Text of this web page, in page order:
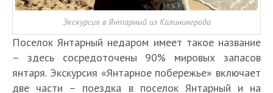
Экскурсия в Янтарный из Калининграда
Поселок Янтарный недаром имеет такое название
– здесь сосредоточены 90% мировых запасов
янтаря. Экскурсия «Янтарное побережье» включает
две части – поездка в поселок Янтарный и на